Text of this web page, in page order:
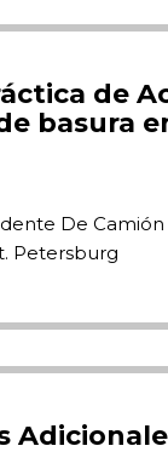
de
basura
De Camión
Petersburg